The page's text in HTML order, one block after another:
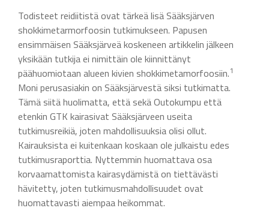
Todisteet reidiitistä ovat tärkeä lisä Sääksjärven
shokkimetarmorfoosin tutkimukseen. Papusen
ensimmäisen Sääksjärveä koskeneen artikkelin jälkeen
yksikään tutkija ei nimittäin ole kiinnittänyt
päähuomiotaan alueen kivien shokkimetamorfoosiin.1
Moni perusasiakin on Sääksjärvestä siksi tutkimatta.
Tämä siitä huolimatta, että sekä Outokumpu että
etenkin GTK kairasivat Sääksjärveen useita
tutkimusreikiä, joten mahdollisuuksia olisi ollut.
Kairauksista ei kuitenkaan koskaan ole julkaistu edes
tutkimusraporttia. Nyttemmin huomattava osa
korvaamattomista kairasydämistä on tiettävästi
hävitetty, joten tutkimusmahdollisuudet ovat
huomattavasti aiempaa heikommat.